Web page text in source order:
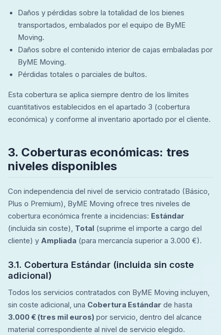
Daños y pérdidas sobre la totalidad de los bienes
transportados, embalados por el equipo de ByME
Moving.
Daños sobre el contenido interior de cajas embaladas por
ByME Moving.
Pérdidas totales o parciales de bultos.
Esta cobertura se aplica siempre dentro de los límites
cuantitativos establecidos en el apartado 3 (cobertura
económica) y conforme al inventario aportado por el cliente.
3. Coberturas económicas: tres
niveles disponibles
Con independencia del nivel de servicio contratado (Básico,
Plus o Premium), ByME Moving ofrece tres niveles de
cobertura económica frente a incidencias: Estándar
(incluida sin coste), Total (suprime el importe a cargo del
cliente) y Ampliada (para mercancía superior a 3.000 €).
3.1. Cobertura Estándar (incluida sin coste
adicional)
Todos los servicios contratados con ByME Moving incluyen,
sin coste adicional, una Cobertura Estándar de hasta
3.000 € (tres mil euros) por servicio, dentro del alcance
material correspondiente al nivel de servicio elegido.